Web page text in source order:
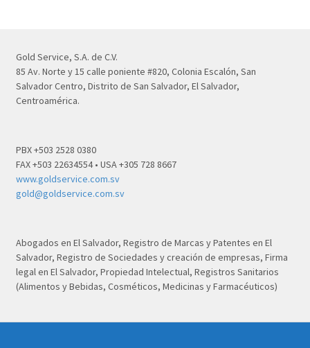
Gold Service, S.A. de C.V.
85 Av. Norte y 15 calle poniente #820, Colonia Escalón, San
Salvador Centro, Distrito de San Salvador, El Salvador,
Centroamérica.
PBX +503 2528 0380
FAX +503 22634554 • USA +305 728 8667
www.goldservice.com.sv
gold@goldservice.com.sv
Abogados en El Salvador, Registro de Marcas y Patentes en El
Salvador, Registro de Sociedades y creación de empresas, Firma
legal en El Salvador, Propiedad Intelectual, Registros Sanitarios
(Alimentos y Bebidas, Cosméticos, Medicinas y Farmacéuticos)